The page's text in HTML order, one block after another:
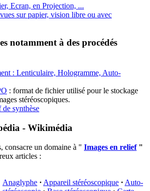
Ecran, en Projection, ...
sur papier, vision libre ou avec
notamment à des procédés
: Lenticulaire, Hologramme, Auto-
: format de fichier utilisé pour le stockage
stéréoscopiques.
de synthèse
- Wikimédia
consacre un domaine à " Images en relief"
articles :
Anaglyphe · Appareil stéréoscopique · Auto-